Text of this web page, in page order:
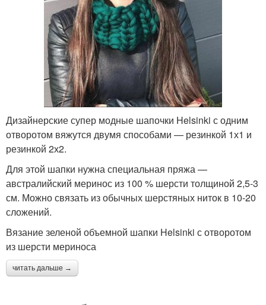
Дизайнерские супер модные шапочки Helsinki с одним
отворотом вяжутся двумя способами — резинкой 1х1 и
резинкой 2х2.
Для этой шапки нужна специальная пряжа —
австралийский меринос из 100 % шерсти толщиной 2,5-3
см. Можно связать из обычных шерстяных ниток в 10-20
сложений.
Вязание зеленой объемной шапки Helsinki с отворотом
из шерсти мериноса
читать дальше →